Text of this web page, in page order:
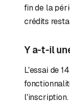
fin de la
crédits
Y a-t-il
L'essai de